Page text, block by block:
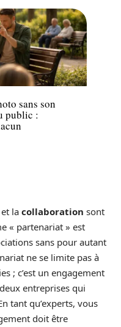
sans son
public :
et la collaboration sont
« partenariat » est
sans pour autant
ne se limite pas à
; c’est un engagement
entreprises qui
tant qu’experts, vous
doit être